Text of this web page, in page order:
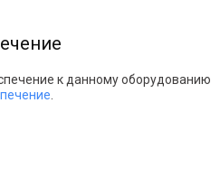
к данному оборудованию